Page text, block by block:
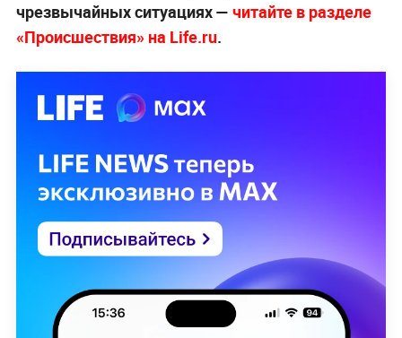
чрезвычайных ситуациях — читайте в разделе
«Происшествия» на Life.ru.